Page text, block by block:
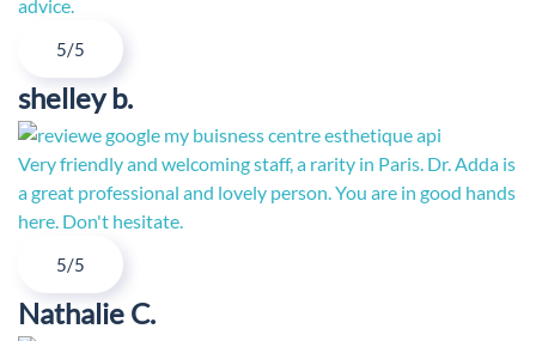
advice.
5/5
shelley b.
Very friendly and welcoming staff, a rarity in Paris. Dr. Adda is
a great professional and lovely person. You are in good hands
here. Don't hesitate.
5/5
Nathalie C.